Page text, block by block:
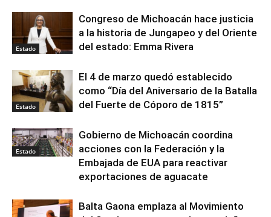
Estado
Congreso de Michoacán hace justicia
a la historia de Jungapeo y del Oriente
del estado: Emma Rivera
Estado
El 4 de marzo quedó establecido
como “Día del Aniversario de la Batalla
del Fuerte de Cóporo de 1815”
Estado
Gobierno de Michoacán coordina
acciones con la Federación y la
Embajada de EUA para reactivar
exportaciones de aguacate
Balta Gaona emplaza al Movimiento